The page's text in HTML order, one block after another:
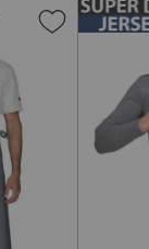
Aggiungi
desideri